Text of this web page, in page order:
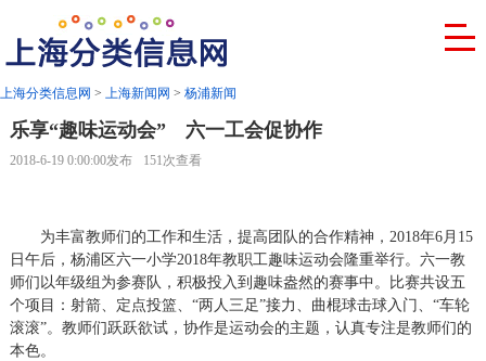
上海分类信息网 > 上海新闻网 > 杨浦新闻
乐享“趣味运动会” 六一工会促协作
2018-6-19 0:00:00发布 151次查看
为丰富教师们的工作和生活，提高团队的合作精神，2018年6月15
日午后，杨浦区六一小学2018年教职工趣味运动会隆重举行。六一教
师们以年级组为参赛队，积极投入到趣味盎然的赛事中。比赛共设五
个项目：射箭、定点投篮、“两人三足”接力、曲棍球击球入门、“车轮
滚滚”。教师们跃跃欲试，协作是运动会的主题，认真专注是教师们的
本色。